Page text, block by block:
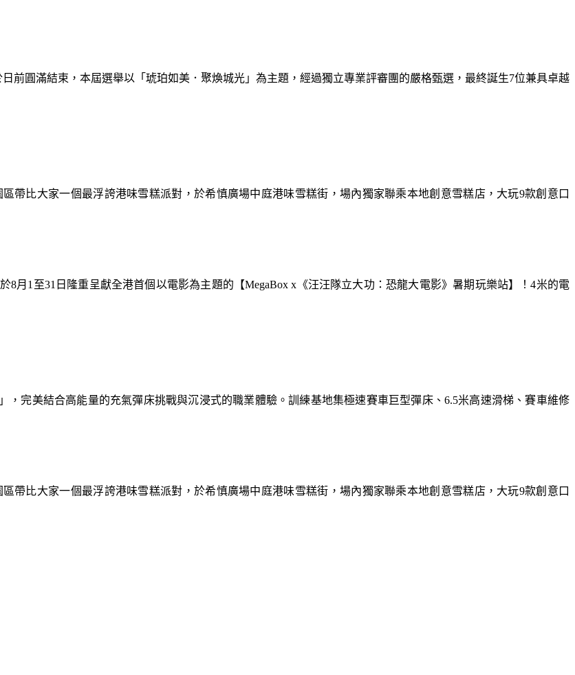
帶比大家一個最浮誇港味雪糕派對，於希慎廣場中庭港味雪糕街，場內獨家聯乘本地創意雪糕店，大玩9款創意口
，完美結合高能量的充氣彈床挑戰與沉浸式的職業體驗。訓練基地集極速賽車巨型彈床、6.5米高速滑梯、賽車維修
前圓滿結束，本屆選舉以「琥珀如美．聚煥城光」為主題，經過獨立專業評審團的嚴格甄選，最終誕生7位兼具卓越
8月1至31日隆重呈獻全港首個以電影為主題的【MegaBox x《汪汪隊立大功：恐龍大電影》暑期玩樂站】！4米的電
帶比大家一個最浮誇港味雪糕派對，於希慎廣場中庭港味雪糕街，場內獨家聯乘本地創意雪糕店，大玩9款創意口